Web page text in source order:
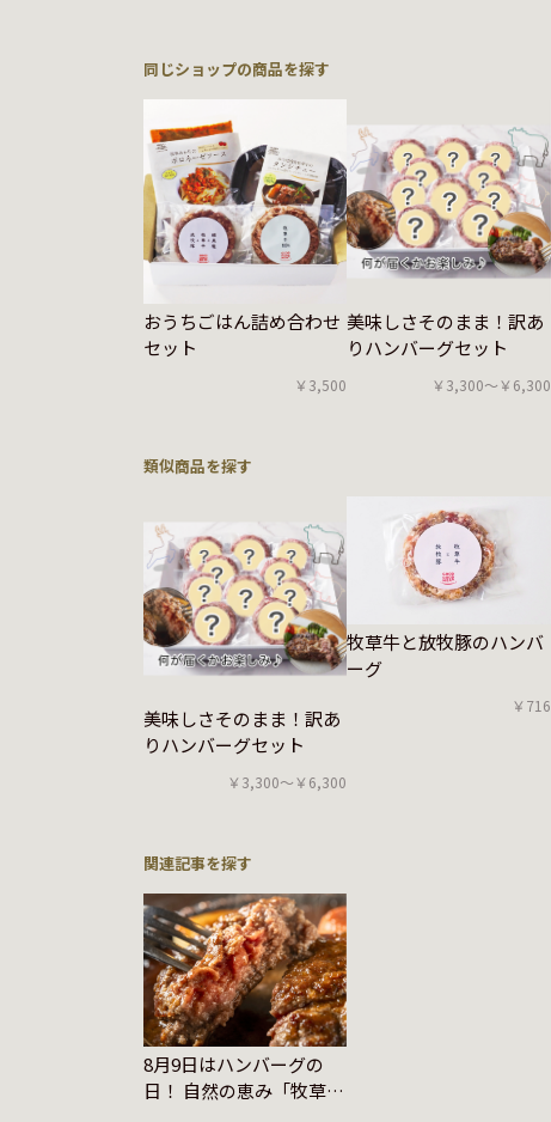
同じショップの商品を探す
おうちごはん詰め合わせ
セット
￥3,500
美味しさそのまま！訳あ
りハンバーグセット
￥3,300〜￥6,300
類似商品を探す
美味しさそのまま！訳あ
りハンバーグセット
￥3,300〜￥6,300
牧草牛と放牧豚のハンバ
ーグ
￥716
関連記事を探す
8月9日はハンバーグの
日！ 自然の恵み「牧草牛